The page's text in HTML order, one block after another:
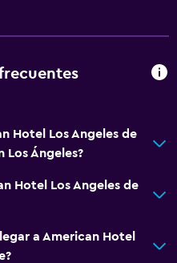
Hotel Los Angeles de
Los Ángeles?
Hotel Los Angeles de
a American Hotel